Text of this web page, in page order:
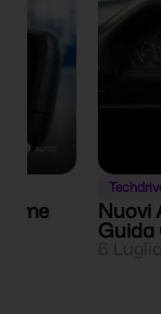
Nuovi ADAS
Guida